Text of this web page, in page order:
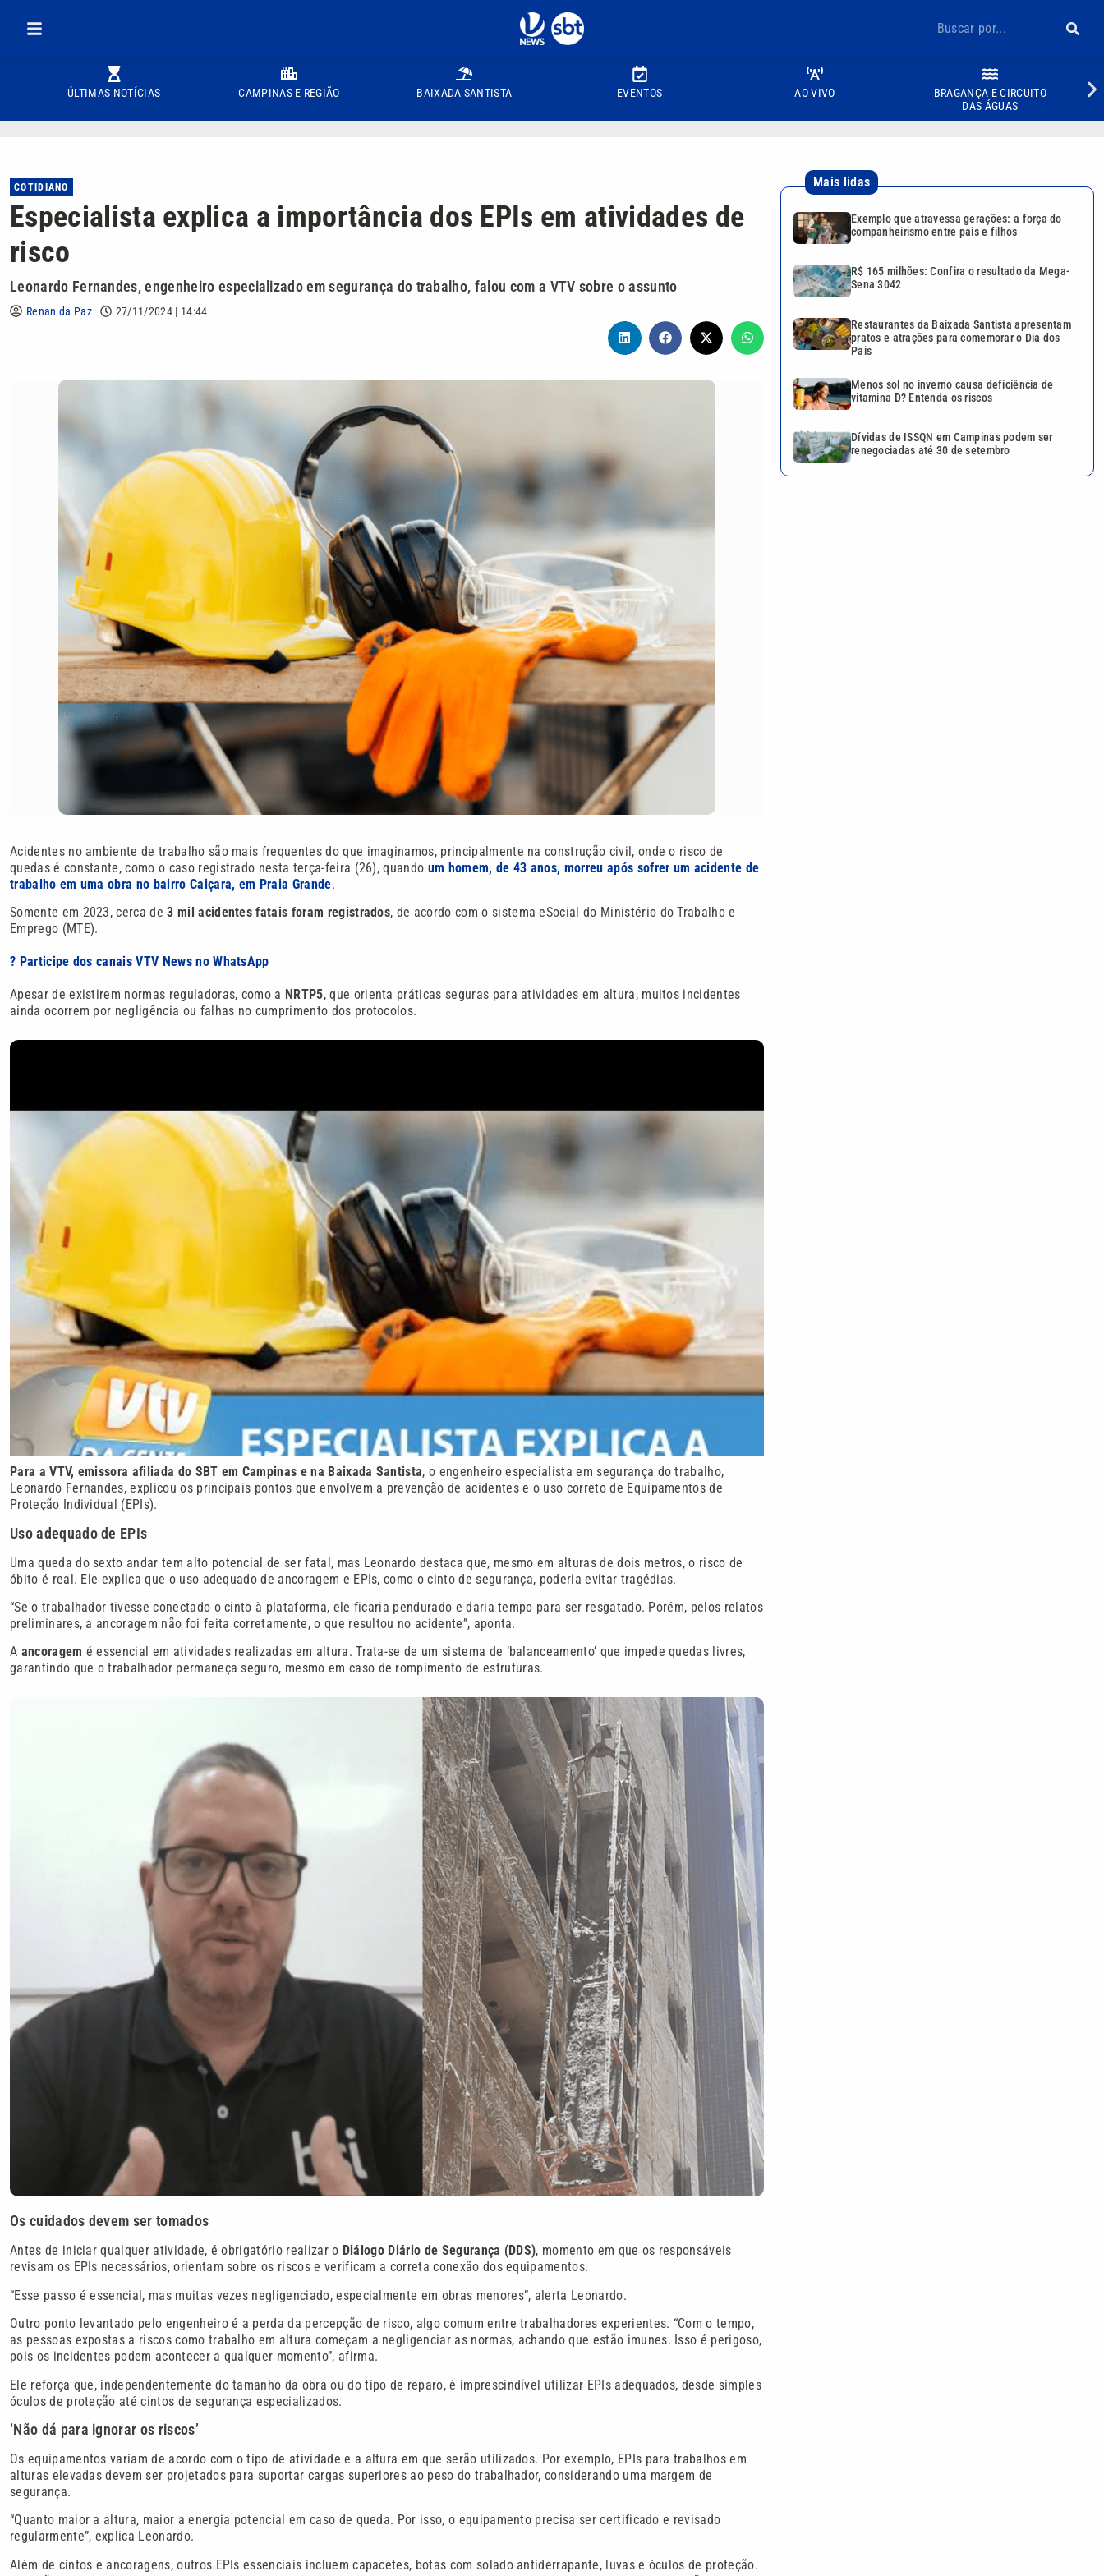
ÚLTIMAS NOTÍCIAS CAMPINAS E REGIÃO BAIXADA SANTISTA EVENTOS AO VIVO
BRAGANÇA E CIRCUITO
DAS ÁGUAS
COTIDIANO
Especialista explica a importância dos EPIs em atividades de
risco
Leonardo Fernandes, engenheiro especializado em segurança do trabalho, falou com a VTV sobre o assunto
Renan da Paz 27/11/2024 | 14:44
Acidentes no ambiente de trabalho são mais frequentes do que imaginamos, principalmente na construção civil, onde o risco de
quedas é constante, como o caso registrado nesta terça-feira (26), quando um homem, de 43 anos, morreu após sofrer um acidente de
trabalho em uma obra no bairro Caiçara, em Praia Grande.
Somente em 2023, cerca de3 mil acidentes fatais foram registrados, de acordo com o sistema eSocial do Ministério do Trabalho e
Emprego (MTE).
? Participe dos canais VTV News no WhatsApp
Apesar de existirem normas reguladoras, como a NRTP5, que orienta práticas seguras para atividades em altura, muitos incidentes
ainda ocorrem por negligência ou falhas no cumprimento dos protocolos.
Para a VTV, emissora afiliada do SBT em Campinas e na Baixada Santista, o engenheiro especialista em segurança do trabalho,
Leonardo Fernandes, explicou os principais pontos que envolvem a prevenção de acidentes e o uso correto de Equipamentos de
Proteção Individual (EPIs).
Uso adequado de EPIs
Uma queda do sexto andar tem alto potencial de ser fatal, mas Leonardo destaca que, mesmo em alturas de dois metros, o risco de
óbito é real. Ele explica que o uso adequado de ancoragem e EPIs, como o cinto de segurança, poderia evitar tragédias.
“Se o trabalhador tivesse conectado o cinto à plataforma, ele ficaria pendurado e daria tempo para ser resgatado. Porém, pelos relatos
preliminares, a ancoragem não foi feita corretamente, o que resultou no acidente”, aponta.
A ancoragem é essencial em atividades realizadas em altura. Trata-se de um sistema de ‘balanceamento’ que impede quedas livres,
garantindo que o trabalhador permaneça seguro, mesmo em caso de rompimento de estruturas.
Os cuidados devem ser tomados
Antes de iniciar qualquer atividade, é obrigatório realizar o Diálogo Diário de Segurança (DDS), momento em que os responsáveis
revisam os EPIs necessários, orientam sobre os riscos e verificam a correta conexão dos equipamentos.
“Esse passo é essencial, mas muitas vezes negligenciado, especialmente em obras menores”, alerta Leonardo.
Outro ponto levantado pelo engenheiro é a perda da percepção de risco, algo comum entre trabalhadores experientes. “Com o tempo,
as pessoas expostas a riscos como trabalho em altura começam a negligenciar as normas, achando que estão imunes. Isso é perigoso,
pois os incidentes podem acontecer a qualquer momento”, afirma.
Ele reforça que, independentemente do tamanho da obra ou do tipo de reparo, é imprescindível utilizar EPIs adequados, desde simples
óculos de proteção até cintos de segurança especializados.
‘Não dá para ignorar os riscos’
Os equipamentos variam de acordo com o tipo de atividade e a altura em que serão utilizados. Por exemplo, EPIs para trabalhos em
alturas elevadas devem ser projetados para suportar cargas superiores ao peso do trabalhador, considerando uma margem de
segurança.
“Quanto maior a altura, maior a energia potencial em caso de queda. Por isso, o equipamento precisa ser certificado e revisado
regularmente”, explica Leonardo.
Além de cintos e ancoragens, outros EPIs essenciais incluem capacetes, botas com solado antiderrapante, luvas e óculos de proteção.
Mais lidas
Exemplo que atravessa gerações: a força do
companheirismo entre pais e filhos
R$ 165 milhões: Confira o resultado da Mega-
Sena 3042
Restaurantes da Baixada Santista apresentam
pratos e atrações para comemorar o Dia dos
Pais
Menos sol no inverno causa deficiência de
vitamina D? Entenda os riscos
Dívidas de ISSQN em Campinas podem ser
renegociadas até 30 de setembro